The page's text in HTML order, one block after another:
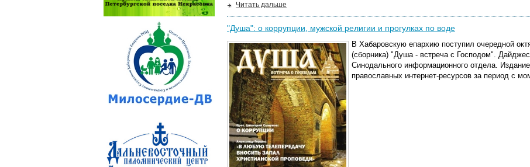
Читать дальше
"Душа": о коррупции, мужской религии и прогулках по воде
В Хабаровскую епархию поступил очередной
(сборника) "Душа - встреча с Господом".
Синодального информационного отдела.
православных интернет-ресурсов за период с